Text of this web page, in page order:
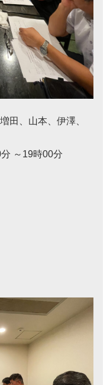
田、山本、伊澤、
～19時00分